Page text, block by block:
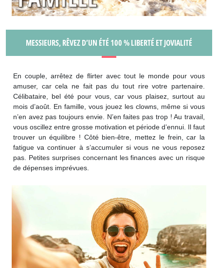
MESSIEURS, RÊVEZ D’UN ÉTÉ 100 % LIBERTÉ ET JOVIALITÉ
En couple, arrêtez de flirter avec tout le monde pour vous
amuser, car cela ne fait pas du tout rire votre partenaire.
Célibataire, bel été pour vous, car vous plaisez, surtout au
mois d’août. En famille, vous jouez les clowns, même si vous
n’en avez pas toujours envie. N’en faites pas trop ! Au travail,
vous oscillez entre grosse motivation et période d’ennui. Il faut
trouver un équilibre ! Côté bien-être, mettez le frein, car la
fatigue va continuer à s’accumuler si vous ne vous reposez
pas. Petites surprises concernant les finances avec un risque
de dépenses imprévues.